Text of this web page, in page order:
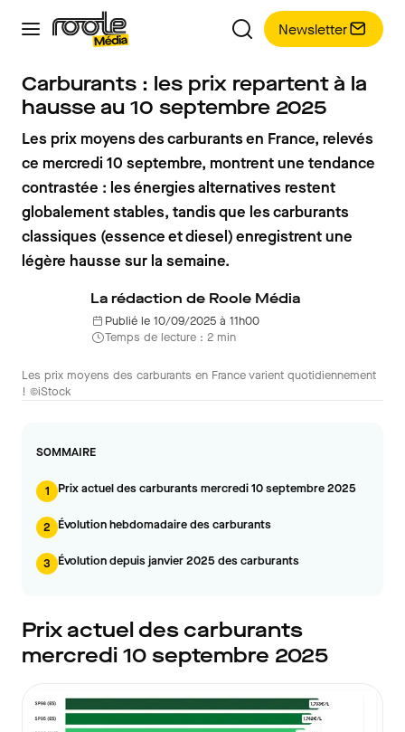
Newsletter
Carburants : les prix repartent à la
hausse au 10 septembre 2025
Les prix moyens des carburants en France, relevés
ce mercredi 10 septembre, montrent une tendance
contrastée : les énergies alternatives restent
globalement stables, tandis que les carburants
classiques (essence et diesel) enregistrent une
légère hausse sur la semaine.
La rédaction de Roole Média
Publié le 10/09/2025 à 11h00
Temps de lecture : 2 min
Les prix moyens des carburants en France varient quotidiennement
! ©iStock
SOMMAIRE
1 Prix actuel des carburants mercredi 10 septembre 2025
2 Évolution hebdomadaire des carburants
3 Évolution depuis janvier 2025 des carburants
Prix actuel des carburants
mercredi 10 septembre 2025